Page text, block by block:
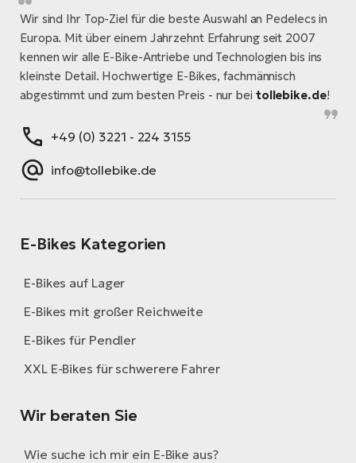
Wir sind Ihr Top-Ziel für die beste Auswahl an Pedelecs in
Europa. Mit über einem Jahrzehnt Erfahrung seit 2007
kennen wir alle E-Bike-Antriebe und Technologien bis ins
kleinste Detail. Hochwertige E-Bikes, fachmännisch
abgestimmt und zum besten Preis - nur bei tollebike.de!
+49 (0) 3221 - 224 3155
info@tollebike.de
E-Bikes Kategorien
E-Bikes auf Lager
E-Bikes mit großer Reichweite
E-Bikes für Pendler
XXL E-Bikes für schwerere Fahrer
Wir beraten Sie
Wie suche ich mir ein E-Bike aus?